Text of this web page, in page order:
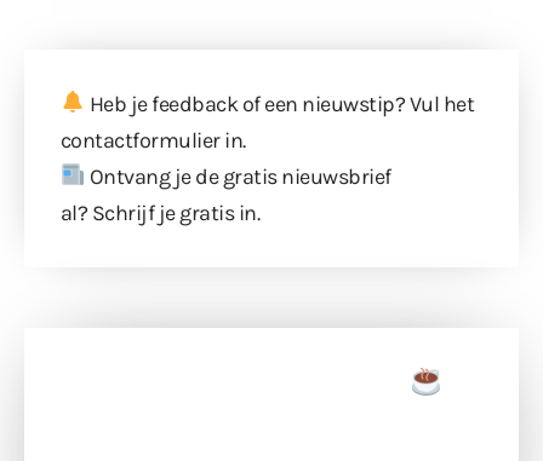
Heb je feedback of een nieuwstip? Vul het
contactformulierin.
Ontvang je de gratis nieuwsbrief
al? Schrijf je gratis in.